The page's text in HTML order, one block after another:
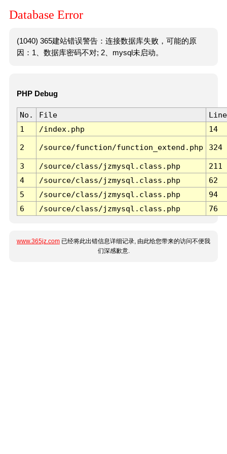
Database Error
(1040) 365建站错误警告：连接数据库失败，可能的原
因：1、数据库密码不对; 2、mysql未启动。
PHP Debug
No. File
Line
1
/index.php 14
2 /source/function/function_extend.php 324
3 /source/class/jzmysql.class.php
211
4
/source/class/jzmysql.class.php
62
5
/source/class/jzmysql.class.php
94
6
/source/class/jzmysql.class.php 76
www.365jz.com 已经将此出错信息详细记录, 由此给您带来的访问不便我
们深感歉意.